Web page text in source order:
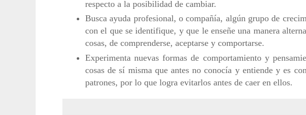
respecto a la posibilidad de cambiar.
Busca ayuda profesional, o compañía, algún grupo de
con el que se identifique, y que le enseñe una manera
cosas, de comprenderse, aceptarse y comportarse.
Experimenta nuevas formas de comportamiento y
cosas de sí misma que antes no conocía y entiende y es
patrones, por lo que logra evitarlos antes de caer en ellos.